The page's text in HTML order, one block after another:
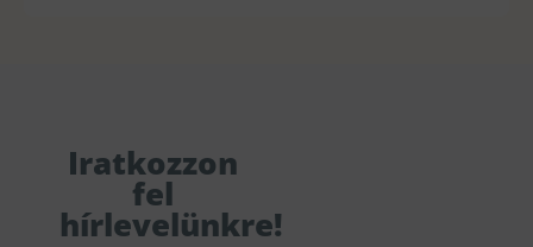
Iratkozzon
fel
hírlevelünkre!